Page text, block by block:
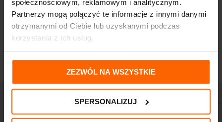
społecznościowym, reklamowym i analitycznym.
Partnerzy mogą połączyć te informacje z innymi danymi
otrzymanymi od Ciebie lub uzyskanymi podczas
korzystania z ich usług.
ZEZWÓL NA WSZYSTKIE
SPERSONALIZUJ